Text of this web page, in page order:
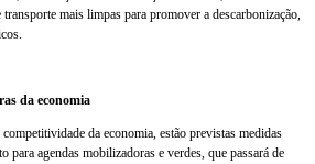
mais limpas para promover a descarbonização,
da economia
da economia, estão previstas medidas
para agendas mobilizadoras e verdes, que passará de